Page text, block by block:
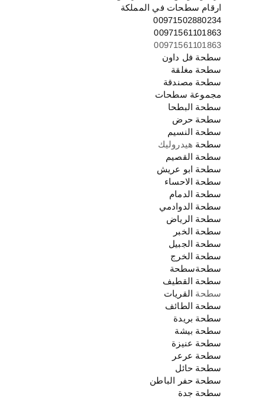
ارقام سطحات في المملكة
00971502880234
00971561101863
00971561101863
سطحة فل داون
سطحة مغلقة
سطحة مصندقة
مجموعة سطحات
سطحة البطحا
سطحة حرض
سطحة النسيم
سطحة هيدروليك
سطحة القصيم
سطحة ابو عريش
سطحة الاحساء
سطحة الدمام
سطحة الدوادمي
سطحة الرياض
سطحة الخبر
سطحة الجبيل
سطحة الخرج
سطحةسطحة
سطحة القطيف
سطحة
القريات
سطحة الطائف
سطحة بريدة
سطحة بيشة
سطحة عنيزة
سطحة عرعر
سطحة حائل
سطحة حفر الباطن
سطحة جدة